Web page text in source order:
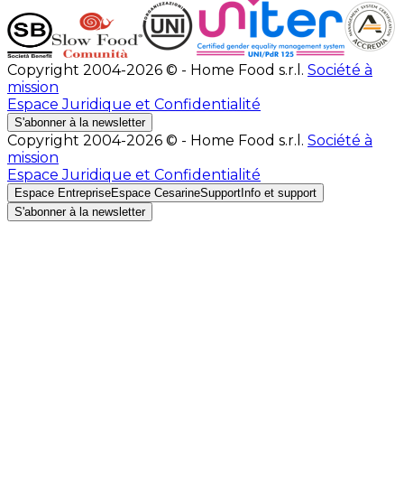
Copyright 2004-2026 © - Home Food s.r.l. Société à
mission
Espace Juridique et Confidentialité
S'abonner à la newsletter
Copyright 2004-2026 © - Home Food s.r.l. Société à
mission
Espace Juridique et Confidentialité
Espace EntrepriseEspace CesarineSupport Info et support
S'abonner à la newsletter